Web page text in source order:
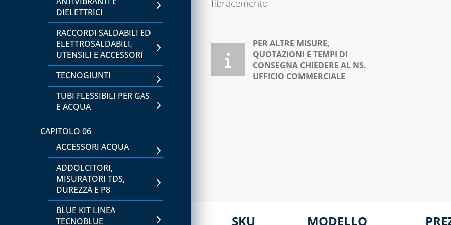
CAPITOLO 02
ATTREZZATURA PER GAS
REFRIGERANTI A3
ATTREZZATURE PER
VUOTO E CARICO
SISTEMI PER VUOTO E
CARICO
ATTREZZATURE UTENSILI
CAPITOLO 04
SIGILLANTI, ADDITIVI E
RILEVATORI DI PERDITE
CAPITOLO 05
DIELETTRICI
RACCORDI SALDABILI ED
ELETTROSALDABILI,
UTENSILI E ACCESSORI
TECNOGIUNTI
TUBI FLESSIBILI PER GAS
E ACQUA
CAPITOLO 06
ACCESSORI ACQUA
ADDOLCITORI,
MISURATORI TDS,
DUREZZA E P8
BLUE KIT LINEA
TECNOBLUE
PER ALTRE MISURE,
QUOTAZIONI E TEMPI DI
CONSEGNA CHIEDERE AL NS.
UFFICIO COMMERCIALE
SKU MODELLO